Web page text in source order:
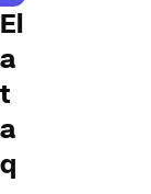
El
a
t
a
q